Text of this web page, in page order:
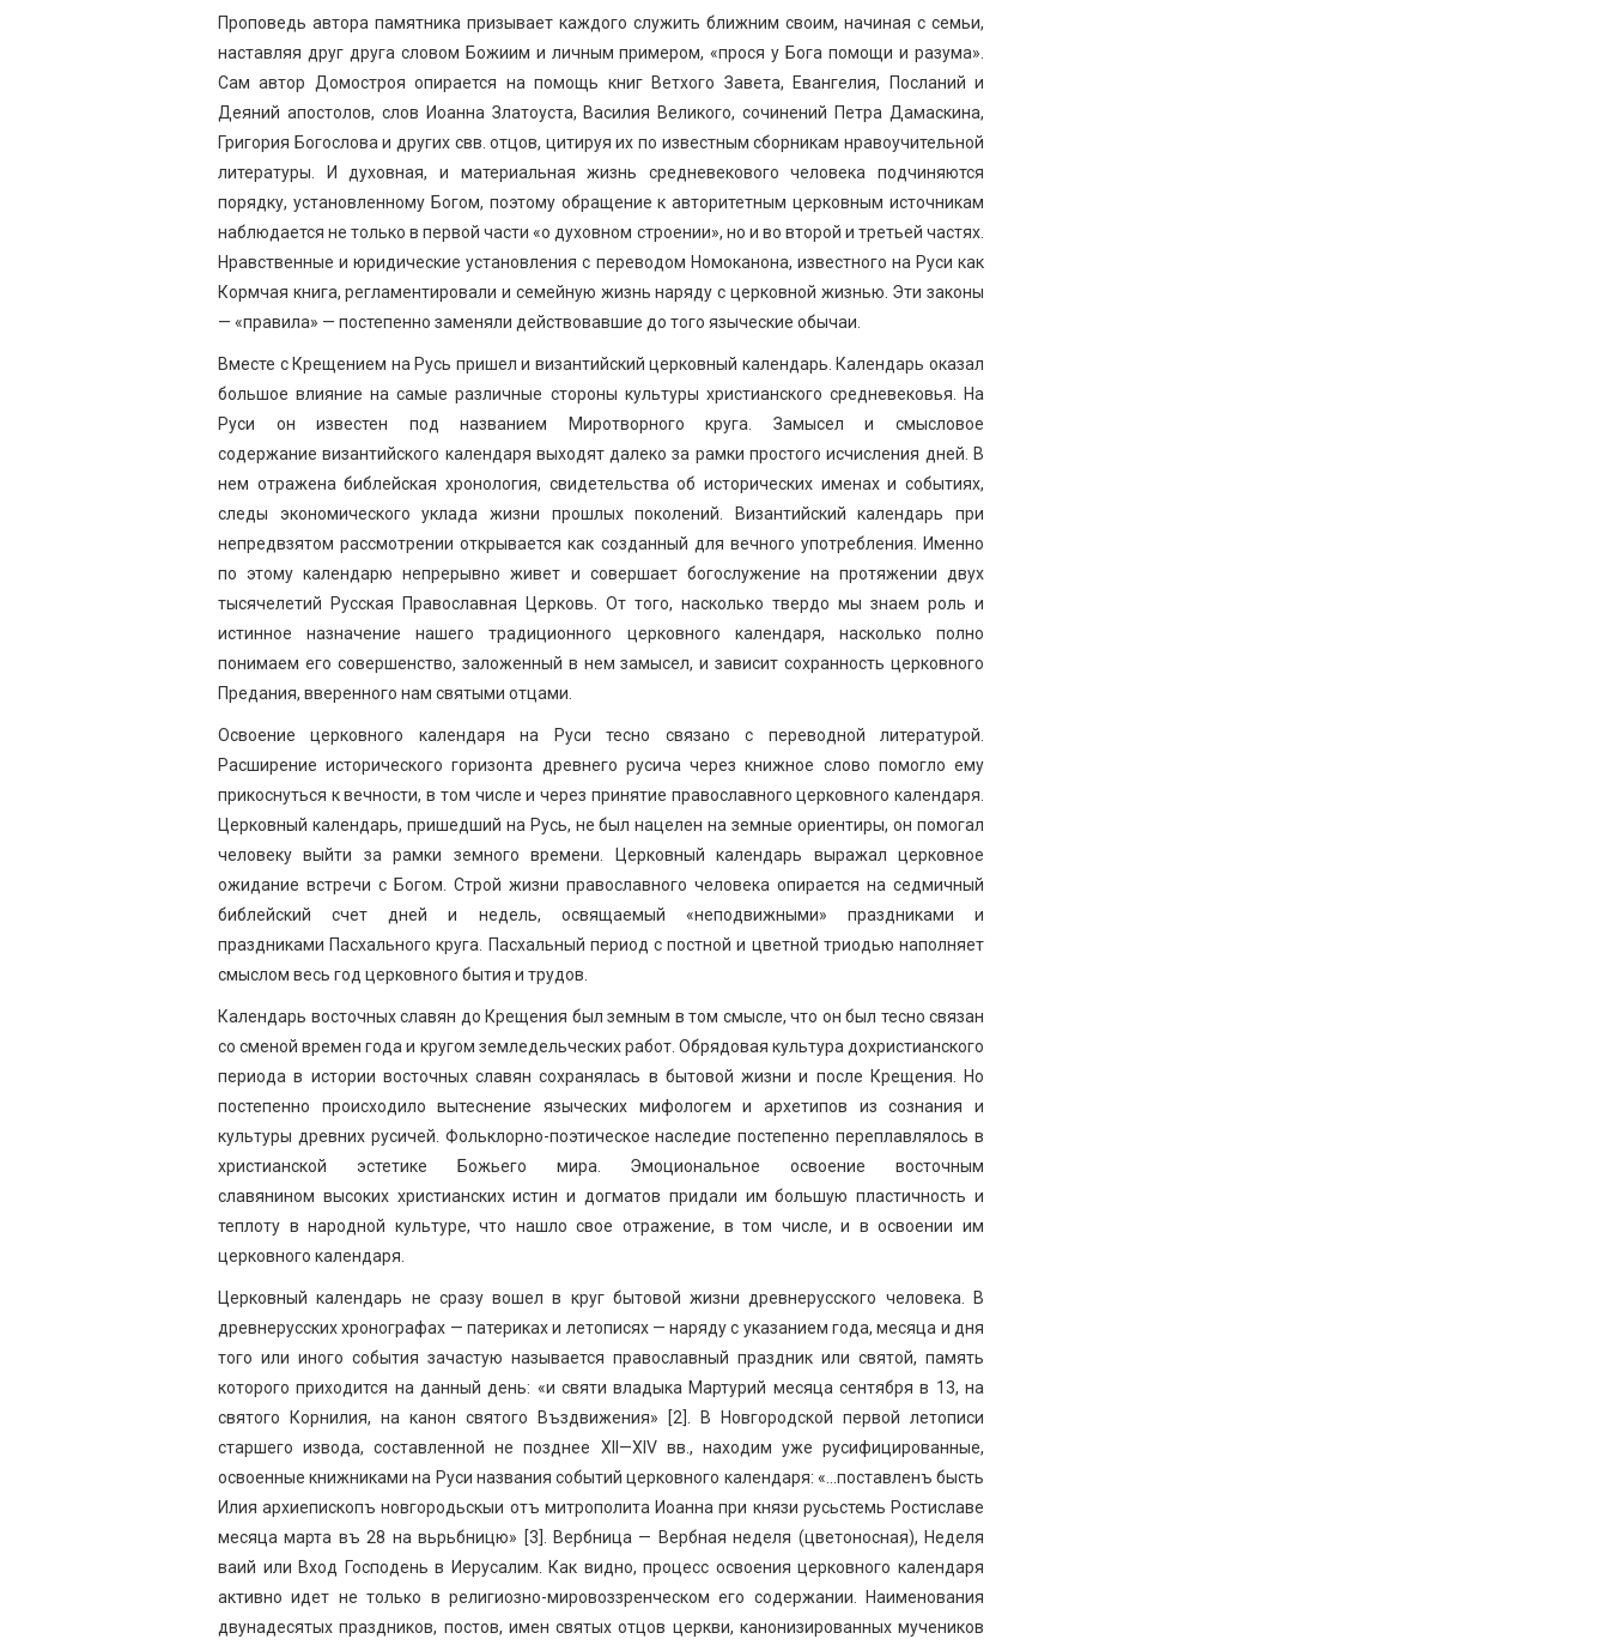
Проповедь автора памятника призывает каждого служить ближним своим, начиная с семьи,
наставляя друг друга словом Божиим и личным примером, «прося у Бога помощи и разума».
Сам автор Домостроя опирается на помощь книг Ветхого Завета, Евангелия, Посланий и
Деяний апостолов, слов Иоанна Златоуста, Василия Великого, сочинений Петра Дамаскина,
Григория Богослова и других свв. отцов, цитируя их по известным сборникам нравоучительной
литературы. И духовная, и материальная жизнь средневекового человека подчиняются
порядку, установленному Богом, поэтому обращение к авторитетным церковным источникам
наблюдается не только в первой части «о духовном строении», но и во второй и третьей частях.
Нравственные и юридические установления с переводом Номоканона, известного на Руси как
Кормчая книга, регламентировали и семейную жизнь наряду с церковной жизнью. Эти законы
— «правила» — постепенно заменяли действовавшие до того языческие обычаи.
Вместе с Крещением на Русь пришел и византийский церковный календарь. Календарь оказал
большое влияние на самые различные стороны культуры христианского средневековья. На
Руси он известен под названием Миротворного круга. Замысел и смысловое
содержание византийского календаря выходят далеко за рамки простого исчисления дней. В
нем отражена библейская хронология, свидетельства об исторических именах и событиях,
следы экономического уклада жизни прошлых поколений. Византийский календарь при
непредвзятом рассмотрении открывается как созданный для вечного употребления. Именно
по этому календарю непрерывно живет и совершает богослужение на протяжении двух
тысячелетий Русская Православная Церковь. От того, насколько твердо мы знаем роль и
истинное назначение нашего традиционного церковного календаря, насколько полно
понимаем его совершенство, заложенный в нем замысел, и зависит сохранность церковного
Предания, вверенного нам святыми отцами.
Освоение церковного календаря на Руси тесно связано с переводной литературой.
Расширение исторического горизонта древнего русича через книжное слово помогло ему
прикоснуться к вечности, в том числе и через принятие православного церковного календаря.
Церковный календарь, пришедший на Русь, не был нацелен на земные ориентиры, он помогал
человеку выйти за рамки земного времени. Церковный календарь выражал церковное
ожидание встречи с Богом. Строй жизни православного человека опирается на седмичный
библейский счет дней и недель, освящаемый «неподвижными» праздниками и
праздниками Пасхального круга. Пасхальный период с постной и цветной триодью наполняет
смыслом весь год церковного бытия и трудов.
Календарь восточных славян до Крещения был земным в том смысле, что он был тесно связан
со сменой времен года и кругом земледельческих работ. Обрядовая культура дохристианского
периода в истории восточных славян сохранялась в бытовой жизни и после Крещения. Но
постепенно происходило вытеснение языческих мифологем и архетипов из сознания и
культуры древних русичей. Фольклорно-поэтическое наследие постепенно переплавлялось в
христианской эстетике Божьего мира. Эмоциональное освоение восточным
славянином высоких христианских истин и догматов придали им большую пластичность и
теплоту в народной культуре, что нашло свое отражение, в том числе, и в освоении им
церковного календаря.
Церковный календарь не сразу вошел в круг бытовой жизни древнерусского человека. В
древнерусских хронографах — патериках и летописях — наряду с указанием года, месяца и дня
того или иного события зачастую называется православный праздник или святой, память
которого приходится на данный день: «и святи владыка Мартурий месяца сентября в 13, на
святого Корнилия, на канон святого Въздвижения» [2]. В Новгородской первой летописи
старшего извода, составленной не позднее XII—XIV вв., находим уже русифицированные,
освоенные книжниками на Руси названия событий церковного календаря: «…поставленъ бысть
Илия архиепископъ новгородьскыи отъ митрополита Иоанна при князи русьстемь Ростиславе
месяца марта въ 28 на вьрьбницю» [3]. Вербница — Вербная неделя (цветоносная), Неделя
ваий или Вход Господень в Иерусалим. Как видно, процесс освоения церковного календаря
активно идет не только в религиозно-мировоззренческом его содержании. Наименования
двунадесятых праздников, постов, имен святых отцов церкви, канонизированных мучеников